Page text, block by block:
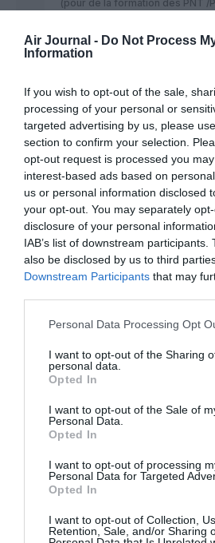
Air Journal - Do Not Process
Information
If you wish to opt-out of the sale,
processing of your personal or
targeted advertising by us, please
section to confirm your selection.
opt-out request is processed you
interest-based ads based on
us or personal information disclosed
your opt-out. You may separately
disclosure of your personal
IAB’s list of downstream
also be disclosed by us to third
Downstream Participants that may
Personal Data Processing Opt
I want to opt-out of the Sharing
personal data.
Opted In
I want to opt-out of the Sale of
Personal Data.
Opted In
I want to opt-out of processing
Personal Data for Targeted
Opted In
I want to opt-out of Collection,
Retention, Sale, and/or Sharing
(pour de la formation des PNT /
Michael a commenté :
Ce n’est pas possible d’utiliser
courrier pour des vols court
permanente. La structure des
courrier ne permet les
compression/decompression.
JAL avait subi des
Gryngo a commenté :
Tout à fait d’accord mais compte tenu
module A380 je pense qu’ils ne sont
nombre de cycles donc entre
immédiat …
Amcaj990a commenté :
Ne serait-ce pas une bonne idée de
de l’A380-800 pour Airbus, vue la